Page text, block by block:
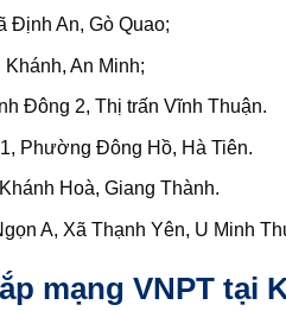
Định An, Gò Quao;
An Minh;
Đông 2, Thị trấn Vĩnh Thuận.
Phường Đông Hồ, Hà Tiên.
Hoà, Giang Thành.
A, Xã Thạnh Yên, U Minh
mạng VNPT tại